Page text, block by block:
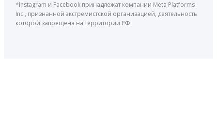
*Instagram и Facebook принадлежат компании Meta Platforms
Inc., признанной экстремистской организацией, деятельность
которой запрещена на территории РФ.